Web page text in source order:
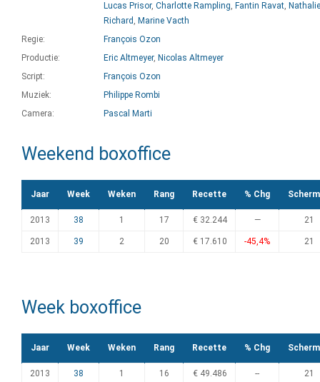
Lucas Prisor, Charlotte Rampling, Fantin Ravat, Nathalie
Richard , Marine Vacth
Regie:
François Ozon
Productie:
Eric Altmeyer, Nicolas Altmeyer
Script:
François Ozon
Muziek:
Philippe Rombi
Camera:
Pascal Marti
Weekend boxoffice
Jaar Week Weken Rang Recette % Chg
2013 38 1 17 € 32.244 — 21
2013 39 2 20 € 17.610 -45,4% 21
Week boxoffice
Jaar Week Weken Rang Recette % Chg
2013 38 1 16 € 49.486 -- 21